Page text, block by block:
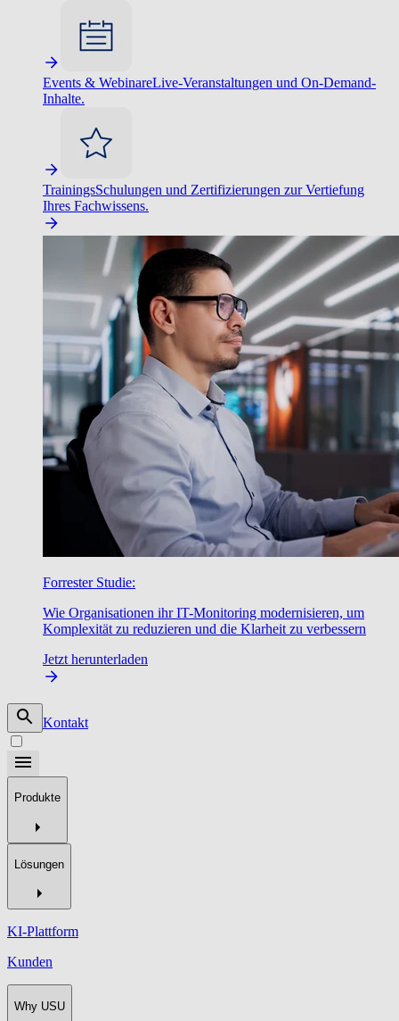
Events & WebinareLive-Veranstaltungen und On-Demand-
Inhalte.
TrainingsSchulungen und Zertifizierungen zur Vertiefung
Ihres Fachwissens.
Forrester Studie:
Wie Organisationen ihr IT-Monitoring modernisieren, um
Komplexität zu reduzieren und die Klarheit zu verbessern
Jetzt herunterladen
Kontakt
Produkte
Lösungen
KI-Plattform
Kunden
Why USU